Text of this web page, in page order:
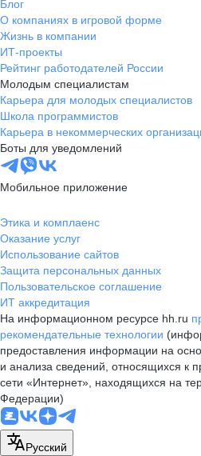
Блог
О компаниях в игровой форме
Жизнь в компании
ИТ-проекты
Рейтинг работодателей России
Молодым специалистам
Карьера для молодых специалистов
Школа программистов
Карьера в некоммерческих
Боты для уведомлений
Мобильное приложение
Этика и комплаенс
Оказание услуг
Использование сайтов
Защита персональных данных
Пользовательское соглашение
ИТ аккредитация
На информационном ресурсе hh.ru
рекомендательные технологии
предоставления информации на
и анализа сведений, относящихся к
сети «Интернет», находящихся на
Федерации)
Русский